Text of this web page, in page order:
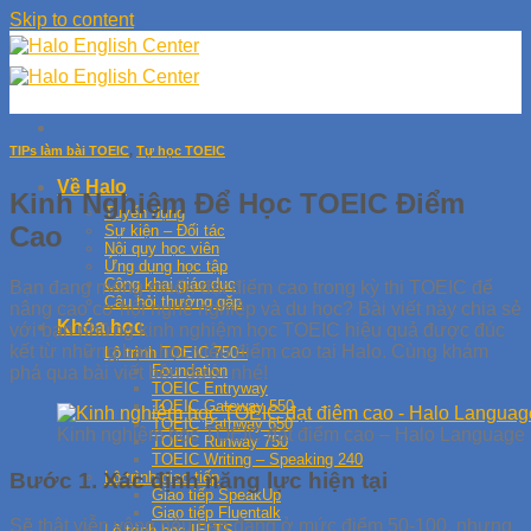
Skip to content
Về Halo
Tuyển dụng
Sự kiện – Đối tác
Nội quy học viên
Ứng dụng học tập
Công khai giáo dục
Câu hỏi thường gặp
Khóa học
Lộ trình TOEIC 750+
Foundation
TOEIC Entryway
TOEIC Gateway 550
TOEIC Pathway 650
TOEIC Runway 750
TOEIC Writing – Speaking 240
Lộ trình giao tiếp
Giao tiếp SpeakUp
Giao tiếp Fluentalk
TIPs làm bài TOEIC, Tự học TOEIC
Kinh Nghiệm Để Học TOEIC Điểm
Cao
Bạn đang mong muốn đạt điểm cao trong kỳ thi TOEIC để
nâng cao cơ hội nghề nghiệp và du học? Bài viết này chia sẻ
với bạn những kinh nghiệm học TOEIC hiệu quả được đúc
kết từ những bạn học viên điểm cao tại Halo. Cùng khám
phá qua bài viết bên dưới nhé!
Kinh nghiệm học TOEIC đạt điểm cao – Halo Language
Bước 1. Xác định năng lực hiện tại
Sẽ thật viễn vông nếu bạn đang ở mức điểm 50-100, nhưng